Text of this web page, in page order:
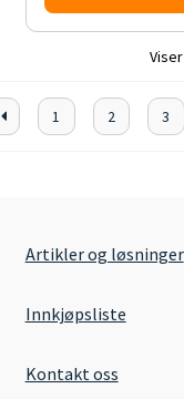
1 2 3
Artikler og løsninger
Innkjøpsliste
Kontakt oss